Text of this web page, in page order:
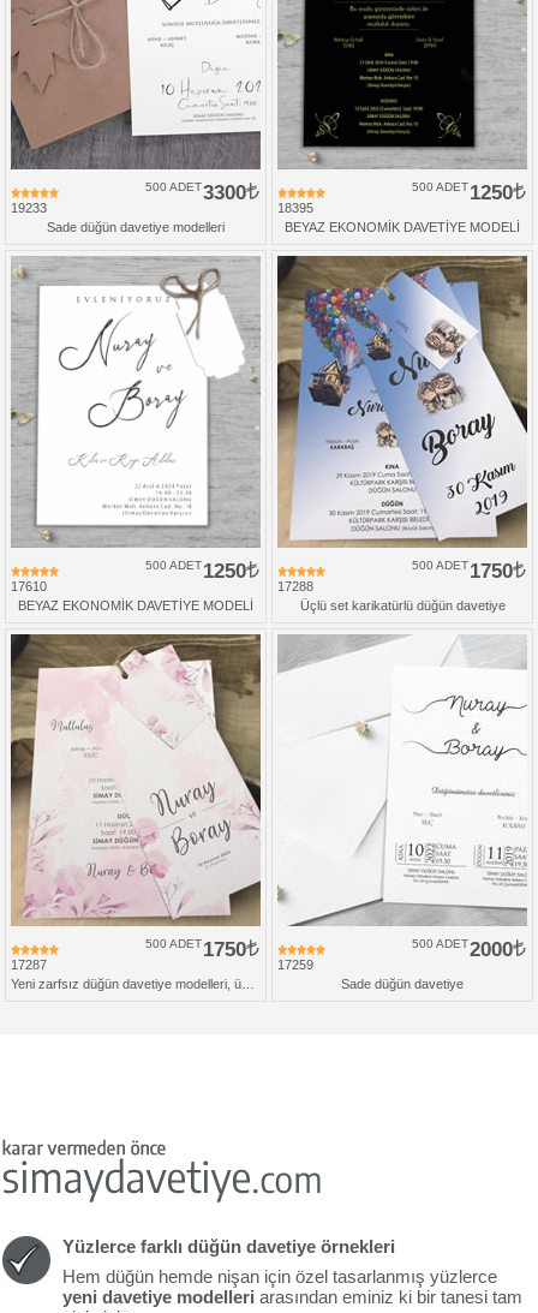
19233
3300
500 ADET
Sade düğün davetiye modelleri
18395
1250
500 ADET
BEYAZ EKONOMİK DAVETİYE MODELİ
17610
1250
500 ADET
BEYAZ EKONOMİK DAVETİYE MODELİ
17288
1750
500 ADET
Üçlü set karikatürlü düğün davetiye
17287
1750
500 ADET
17259
2000
500 ADET
Sade düğün davetiye
Yüzlerce farklı düğün davetiye örnekleri
Hem düğün hemde nişan için özel tasarlanmış yüzlerce
yeni davetiye modelleri arasından eminiz ki bir tanesi tam